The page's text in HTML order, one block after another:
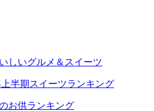
しいグルメ＆スイーツ
半期スイーツランキング
お供ランキング